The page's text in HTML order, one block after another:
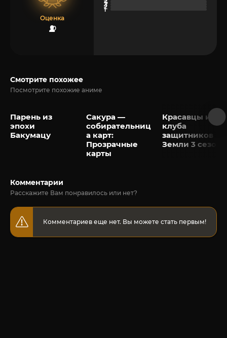
Оценка
0
Смотрите похожее
Посмотрите похожие аниме
Парень из
эпохи
Бакумацу
Сакура —
собирательниц
а карт:
Прозрачные
карты
Красавцы из
клуба
защитников
Земли 3 сезон
Комментарии
Расскажите Вам понравилось или нет?
Комментариев еще нет. Вы можете стать первым!